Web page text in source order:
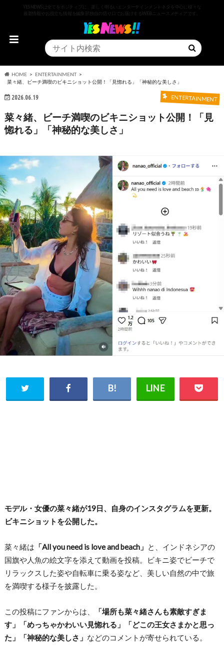
YESNEWSは全てをポジティブに、楽しく明るいエンターテインメントネタを中心に様々な
最新情報やお役立ち情報を編集部独自の切り口でお届けするWEBニュースメディアです。
HOME
ENTERTAINMENT
菜々緒、ビーチ満喫のビキニショット公開！「見惚れる」「神秘的な美しさ」
2026.06.19 ENTERTAINMENT
菜々緒、ビーチ満喫のビキニショット公開！「見
惚れる」「神秘的な美しさ」
モデル・女優の菜々緒が19日、自身のインスタグラムを更新。
ビキニショットを公開した。
菜々緒は 「All you need is love and beach」 と、インドネシアの
国旗や人魚の絵文字を添えて動画を投稿。ビキニ姿でビーチで
リラックスした姿や自転車に乗る姿など、美しい自然の中で旅
を満喫する様子を披露した。
この投稿にファンからは、
「場所も菜々緒さんも素敵すぎま
す」「めっちゃかわいい見惚れる」「どこの王女さまかと思っ
た」「神秘的な美しさ」 などのコメントが寄せられている。